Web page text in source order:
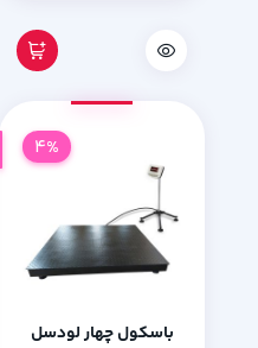
باسکول چهار لودسل
4%